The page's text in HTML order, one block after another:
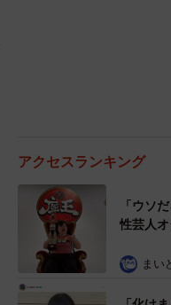
アクセスランキング
「ウソ
性芸人
で」 まい